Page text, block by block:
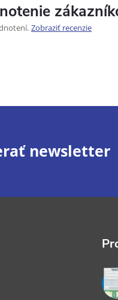
Zobraziť recenzie
newsletter